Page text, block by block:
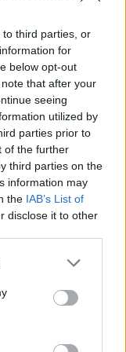
third parties, or
for
below opt-out
that after your
seeing
utilized by
parties prior to
of the further
third parties on the
information may
the IAB’s List of
disclose it to other
or more Google
You may click to
party tags to
in below Google
ellátja ...